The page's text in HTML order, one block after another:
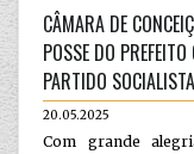
CÂMARA DE
POSSE DO
PARTIDO
20.05.2025
Com grande